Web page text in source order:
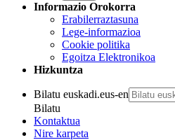
Informazio Orokorra
Erabilerraztasuna
Lege-informazioa
Cookie politika
Egoitza Elektronikoa
Hizkuntza
Bilatu euskadi.eus-en
Bilatu
Kontaktua
Nire karpeta